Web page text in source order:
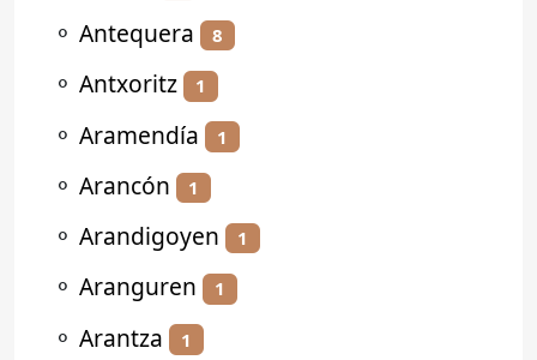
⚬ Antequera 8
⚬ Antxoritz 1
⚬ Aramendía 1
⚬ Arancón 1
⚬ Arandigoyen 1
⚬ Aranguren 1
⚬ Arantza 1